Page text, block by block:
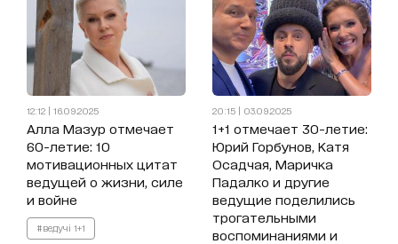
12:12 | 16.09.2025
Алла Мазур отмечает
60-летие: 10
мотивационных цитат
ведущей о жизни, силе
и войне
#ведучі 1+1
20:15 | 03.09.2025
1+1 отмечает 30-летие:
Юрий Горбунов, Катя
Осадчая, Маричка
Падалко и другие
ведущие поделились
трогательными
воспоминаниями и